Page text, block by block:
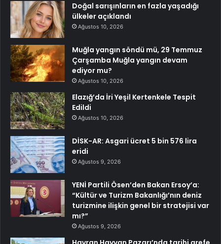
Doğal sarışınların en fazla yaşadığı
ülkeler açıklandı
Ağustos 10, 2026
Muğla yangın söndü mü, 29 Temmuz
Çarşamba Muğla yangın devam
ediyor mu?
Ağustos 10, 2026
Elazığ’da İri Yeşil Kertenkele Tespit
Edildi
Ağustos 10, 2026
DİSK-AR: Asgari ücret 5 bin 576 lira
eridi
Ağustos 9, 2026
YENİ Partili Ösen’den Bakan Ersoy’a:
“Kültür ve Turizm Bakanlığı’nın deniz
turizmine ilişkin genel bir stratejisi var
mı?”
Ağustos 9, 2026